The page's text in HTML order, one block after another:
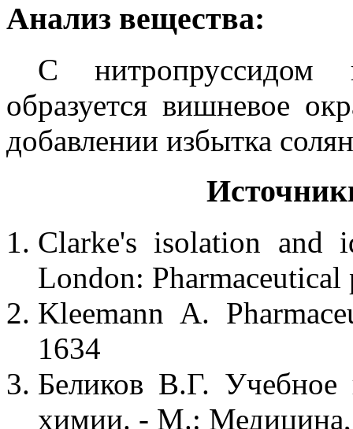
Анализ вещества:
С нитропруссидом
образуется вишневое
добавлении избытка
Clarke's isolation and
London:
Kleemann A.
1634
Беликов В.Г. Учебное
химии. - М.: